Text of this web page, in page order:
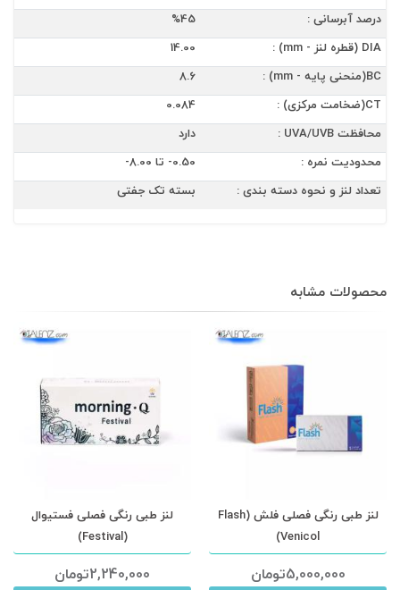
درصد آبرسانی :
%45
DIA (قطره لنز - mm) :
14.00
BC(منحنی پایه - mm) :
8.6
CT(ضخامت مرکزی) :
0.084
محافظت UVA/UVB :
دارد
محدودیت نمره :
0.50- تا 8.00-
تعداد لنز و نحوه دسته بندی :
بسته تک جفتی
محصولات مشابه
لنز طبی رنگی فصلی فستیوال
(Festival)
2,240,000تومان
لنز طبی رنگی فصلی فلش (Flash
Venicol)
5,000,000تومان